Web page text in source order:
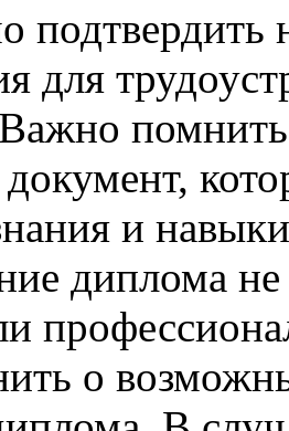
подтвердить
для
и
диплома
о